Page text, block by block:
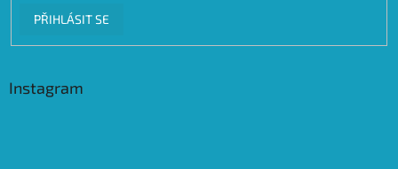
PŘIHLÁSIT SE
Instagram